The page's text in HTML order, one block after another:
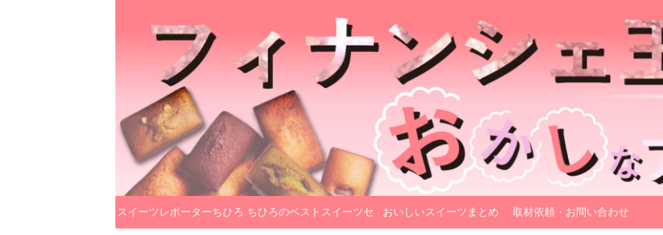
スイーツレポーターちひろ ちひろのベストスイーツセ おいしいスイーツまとめ 取材依頼・お問い合わせ